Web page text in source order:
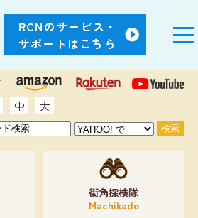
RCNのサービス・
サポートはこちら
中 大
街角探検隊
Machikado